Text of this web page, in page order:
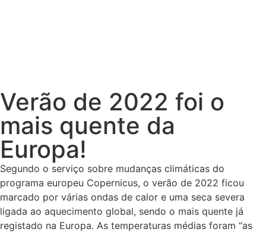
Verão de 2022 foi o
mais quente da
Europa!
Segundo o serviço sobre mudanças climáticas do
programa europeu Copernicus, o verão de 2022 ficou
marcado por várias ondas de calor e uma seca severa
ligada ao aquecimento global, sendo o mais quente já
registado na Europa. As temperaturas médias foram “as